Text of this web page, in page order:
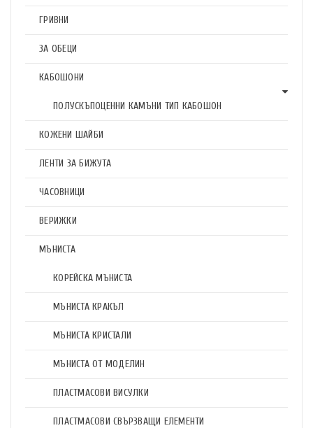
ГРИВНИ
ЗА ОБЕЦИ
КАБОШОНИ
ПОЛУСКЪПОЦЕННИ КАМЪНИ ТИП КАБОШОН
КОЖЕНИ ШАЙБИ
ЛЕНТИ ЗА БИЖУТА
ЧАСОВНИЦИ
ВЕРИЖКИ
МЪНИСТА
КОРЕЙСКА МЪНИСТА
МЪНИСТА КРАКЪЛ
МЪНИСТА КРИСТАЛИ
МЪНИСТА ОТ МОДЕЛИН
ПЛАСТМАСОВИ ВИСУЛКИ
ПЛАСТМАСОВИ СВЪРЗВАЩИ ЕЛЕМЕНТИ